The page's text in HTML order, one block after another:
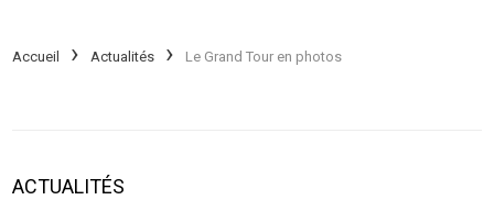
Accueil Actualités Le Grand Tour en photos
ACTUALITÉS